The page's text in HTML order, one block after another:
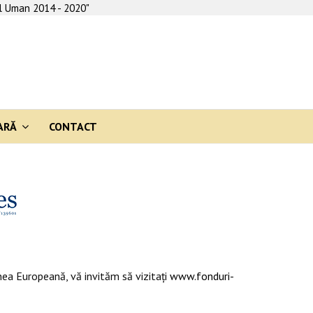
2014 - 2020"
CONTACT
Europeană, vă invităm să vizitaţi www.fonduri-